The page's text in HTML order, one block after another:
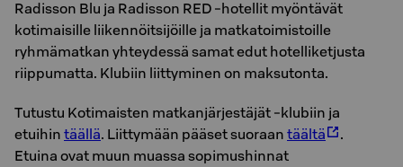
Radisson Blu ja Radisson RED -hotellit myöntävät
kotimaisille liikennöitsijöille ja matkatoimistoille
ryhmämatkan yhteydessä samat edut hotelliketjusta
riippumatta. Klubiin liittyminen on maksutonta.
Tutustu Kotimaisten matkanjärjestäjät -klubiin ja
etuihin täällä. Liittymään pääset suoraan täältä
.
Etuina ovat muun muassa sopimushinnat